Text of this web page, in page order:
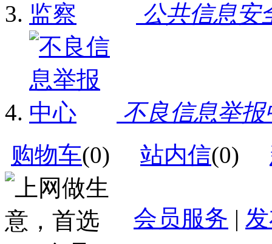
公共信息安
不良信息举报
购物车(0) 站内信(0)
会员服务 |